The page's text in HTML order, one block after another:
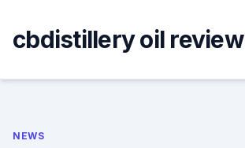
content
cbdistillery oil review
NEWS